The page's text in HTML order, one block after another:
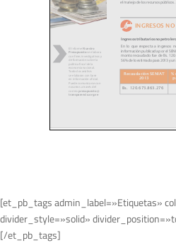
[et_pb_tags admin_label=»Etiquetas»
divider_style=»solid»
[/et_pb_tags]